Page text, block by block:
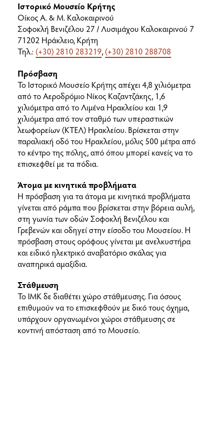
Ιστορικό Μουσείο Κρήτης
Οίκος Α. & Μ. Καλοκαιρινού
Σοφοκλή Βενιζέλου 27 / Λυσιμάχου Καλοκαιρινού 7
71202 Ηράκλειο, Κρήτη
Τηλ.: (+30) 2810 283219,(+30) 2810 288708
Πρόσβαση
Το Ιστορικό Μουσείο Κρήτης απέχει 4,8 χιλιόμετρα
από το Αεροδρόμιο Νίκος Καζαντζάκης, 1,6
χιλιόμετρα από το Λιμένα Ηρακλείου και 1,9
χιλιόμετρα από τον σταθμό των υπεραστικών
λεωφορείων (ΚΤΕΛ) Ηρακλείου. Βρίσκεται στην
παραλιακή οδό του Ηρακλείου, μόλις 500 μέτρα από
το κέντρο της πόλης, από όπου μπορεί κανείς να το
επισκεφθεί με τα πόδια.
Άτομα με κινητικά προβλήματα
Η πρόσβαση για τα άτομα με κινητικά προβλήματα
γίνεται από ράμπα που βρίσκεται στην βόρεια αυλή,
στη γωνία των οδών Σοφοκλή Βενιζέλου και
Γρεβενών και οδηγεί στην είσοδο του Μουσείου. Η
πρόσβαση στους ορόφους γίνεται με ανελκυστήρα
και ειδικό ηλεκτρικό αναβατόριο σκάλας για
αναπηρικά αμαξίδια.
Στάθμευση
Το ΙΜΚ δε διαθέτει χώρο στάθμευσης. Για όσους
επιθυμούν να το επισκεφθούν με δικό τους όχημα,
υπάρχουν οργανωμένοι χώροι στάθμευσης σε
κοντινή απόσταση από το Μουσείο.